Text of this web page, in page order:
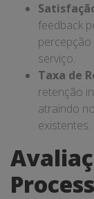
feedback
serviço.
Taxa de
retenção
atraindo
existentes.